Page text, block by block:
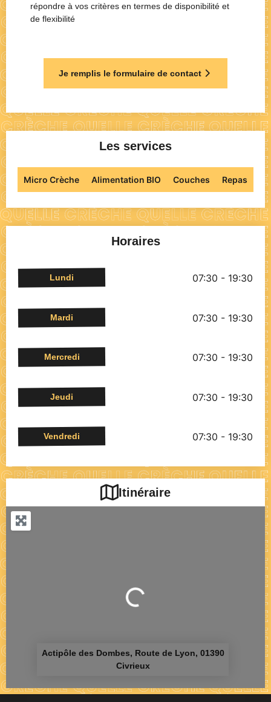
répondre à vos critères en termes de disponibilité et
de flexibilité
Je remplis le formulaire de contact
Les services
Micro Crèche Alimentation BIO Couches Repas
Horaires
Lundi 07:30 - 19:30
Mardi 07:30 - 19:30
Mercredi 07:30 - 19:30
Jeudi 07:30 - 19:30
Vendredi 07:30 - 19:30
Itinéraire
Chargement...
Actipôle des Dombes, Route de Lyon, 01390
Civrieux